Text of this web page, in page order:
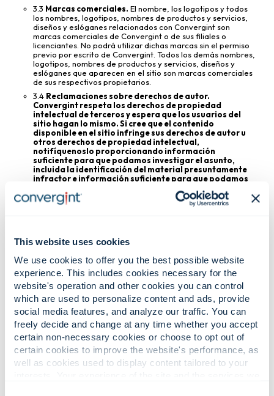
This website uses cookies
We use cookies to offer you the best possible website
experience. This includes cookies necessary for the
website's operation and other cookies you can control
which are used to personalize content and ads, provide
social media features, and analyze our traffic. You can
freely decide and change at any time whether you accept
certain non-necessary cookies or choose to opt out of
certain cookies to improve the website's performance, as
well as cookies used to display content tailored to your
3.3 Marcas comerciales. El nombre, los logotipos y todos
los nombres, logotipos, nombres de productos y servicios,
diseños y eslóganes relacionados con Convergint son
marcas comerciales de Convergint o de sus filiales o
licenciantes. No podrá utilizar dichas marcas sin el permiso
previo por escrito de Convergint. Todos los demás nombres,
logotipos, nombres de productos y servicios, diseños y
eslóganes que aparecen en el sitio son marcas comerciales
de sus respectivos propietarios.
3.4 Reclamaciones sobre derechos de autor.
Convergint respeta los derechos de propiedad
intelectual de terceros y espera que los usuarios del
sitio hagan lo mismo. Si cree que el contenido
disponible en el sitio infringe sus derechos de autor u
otros derechos de propiedad intelectual,
notifíquenoslo proporcionando información
suficiente para que podamos investigar el asunto,
incluida la identificación del material presuntamente
infractor e información suficiente para que podamos
Revisaremos y responderemos a las
notificaciones enviadas en virtud de la Ley de
Derechos de Autor para el Milenio Digital de los
Estados Unidos (17 U.S.C. § 512) deben enviarse a:
General Counsel, Convergint Technologies LLC,
2000 Center Drive, Suite # A315, Hoffman
Estates, IL 60192, con copia a
legal.notices@convergint.com. Convergint
puede eliminar o desactivar el acceso al
contenido presuntamente infractor y puede
tomar las medidas oportunas de conformidad